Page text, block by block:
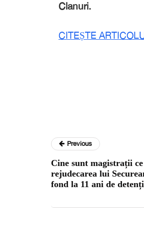
Clanuri.
CITEȘTE
Previous
Cine sunt magistrații
rejudecarea lui
fond la 11 ani de